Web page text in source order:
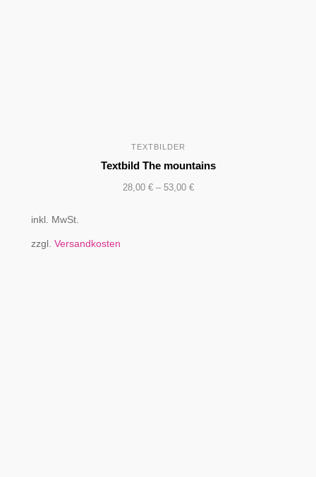
TEXTBILDER
Textbild The mountains
28,00 €– 53,00 €
inkl. MwSt.
zzgl. Versandkosten